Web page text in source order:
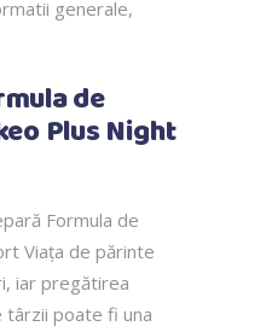
generale,
de
Plus Night
Formula de
Viața de părinte
iar pregătirea
poate fi una